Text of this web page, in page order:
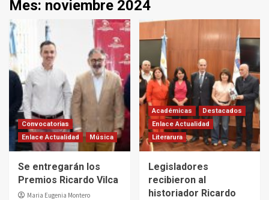
Mes: noviembre 2024
Convocatorias
Enlace Actualidad
Música
Se entregarán los
Premios Ricardo Vilca
Maria Eugenia Montero
Académicas
Destacados
Enlace Actualidad
Literarura
Legisladores
recibieron al
historiador Ricardo